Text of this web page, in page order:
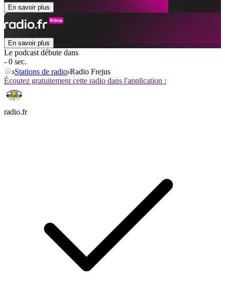
En savoir plus
En savoir plus
Le podcast débute dans
- 0 sec.
Stations de radio Radio Frejus
Écoutez gratuitement cette radio dans l'application :
radio.fr